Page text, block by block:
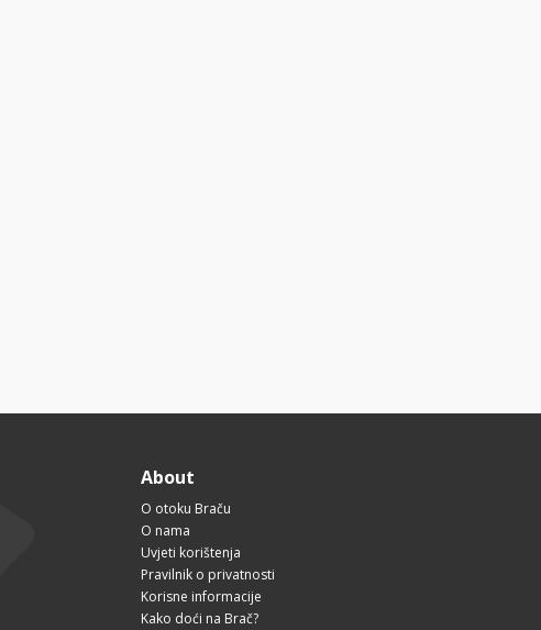
About
O otoku Braču
O nama
Uvjeti korištenja
Pravilnik o privatnosti
Korisne informacije
Kako doći na Brač?